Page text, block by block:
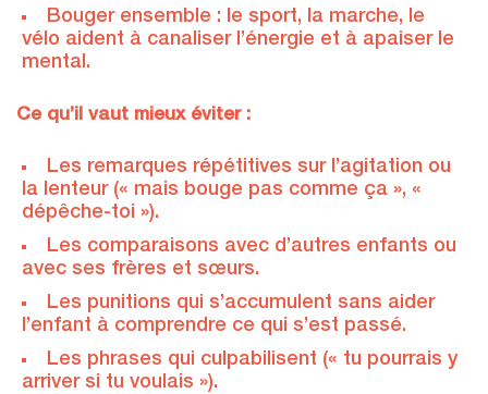
Bouger ensemble : le sport, la marche, le
vélo aident à canaliser l’énergie et à apaiser le
mental.
Ce qu’il vaut mieux éviter :
Les remarques répétitives sur l’agitation ou
la lenteur (« mais bouge pas comme ça », «
dépêche-toi »).
Les comparaisons avec d’autres enfants ou
avec ses frères et sœurs.
Les punitions qui s’accumulent sans aider
l’enfant à comprendre ce qui s’est passé.
Les phrases qui culpabilisent (« tu pourrais y
arriver si tu voulais »).